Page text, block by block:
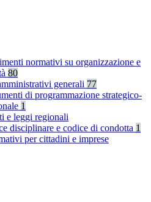
normativi su organizzazione e
80
generali 77
di programmazione strategico-
1
e leggi regionali
disciplinare e codice di condotta 1
per cittadini e imprese